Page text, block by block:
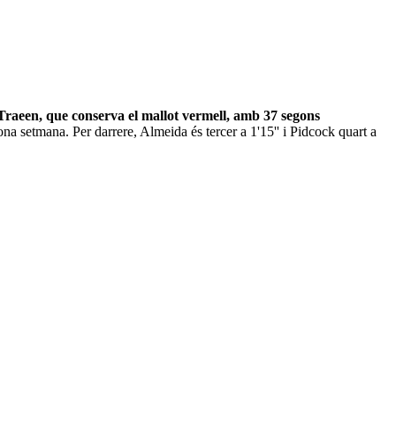
que conserva el mallot vermell, amb 37 segons
setmana. Per darrere, Almeida és tercer a 1'15'' i Pidcock quart a